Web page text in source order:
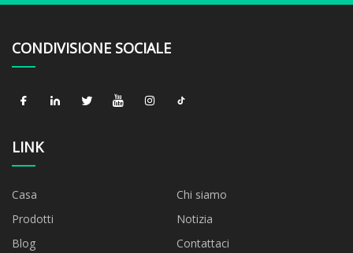
CONDIVISIONE SOCIALE
LINK
Casa
Chi siamo
Prodotti
Notizia
Blog
Contattaci